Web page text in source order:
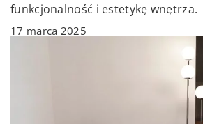
funkcjonalność i estetykę wnętrza.
17 marca 2025